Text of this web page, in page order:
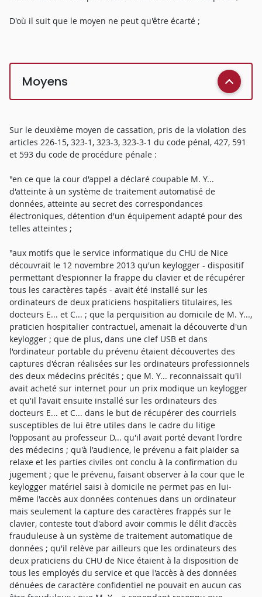
D'où il suit que le moyen ne peut qu'être écarté ;
Moyens
Sur le deuxième moyen de cassation, pris de la violation des
articles 226-15, 323-1, 323-3, 323-3-1 du code pénal, 427, 591
et 593 du code de procédure pénale :
"en ce que la cour d'appel a déclaré coupable M. Y...
d'atteinte à un système de traitement automatisé de
données, atteinte au secret des correspondances
électroniques, détention d'un équipement adapté pour des
telles atteintes ;
"aux motifs que le service informatique du CHU de Nice
découvrait le 12 novembre 2013 qu'un keylogger - dispositif
permettant d'espionner la frappe du clavier et de récupérer
tous les caractères tapés - avait été installé sur les
ordinateurs de deux praticiens hospitaliers titulaires, les
docteurs E... et C... ; que la perquisition au domicile de M. Y...,
praticien hospitalier contractuel, amenait la découverte d'un
keylogger ; que de plus, dans une clef USB et dans
l'ordinateur portable du prévenu étaient découvertes des
captures d'écran réalisées sur les ordinateurs professionnels
des deux médecins précités ; que M. Y... reconnaissait qu'il
avait acheté sur internet pour un prix modique un keylogger
et qu'il l'avait ensuite installé sur les ordinateurs des
docteurs E... et C... dans le but de récupérer des courriels
susceptibles de lui être utiles dans le cadre du litige
l'opposant au professeur D... qu'il avait porté devant l'ordre
des médecins ; qu'à l'audience, le prévenu a fait plaider sa
relaxe et les parties civiles ont conclu à la confirmation du
jugement ; que le prévenu, faisant observer à la cour que le
keylogger matériel saisi à domicile ne permet pas en lui-
même l'accès aux données contenues dans un ordinateur
mais seulement la capture des caractères frappés sur le
clavier, conteste tout d'abord avoir commis le délit d'accès
frauduleuse à un système de traitement automatique de
données ; qu'il relève par ailleurs que les ordinateurs des
deux praticiens du CHU de Nice étaient à la disposition de
tous les employés du service et que l'accès à des données
dénuées de caractère confidentiel ne pouvait en aucun cas